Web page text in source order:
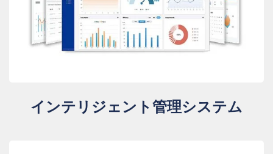
インテリジェント管理システム